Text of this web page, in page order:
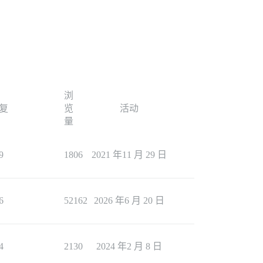
浏
览
量
活动
1806 2021 年11 月 29 日
52162 2026 年6 月 20 日
2130 2024 年2 月 8 日